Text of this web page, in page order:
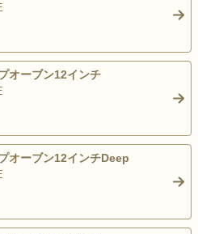
オーブン12インチ
オーブン12インチDeep